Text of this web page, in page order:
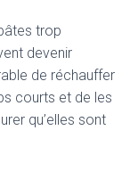
trop
devenir
de réchauffer
courts et de les
qu’elles sont